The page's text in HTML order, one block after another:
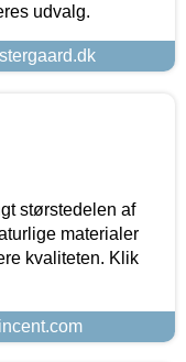
udvalg.
størstedelen af
materialer
kvaliteten. Klik